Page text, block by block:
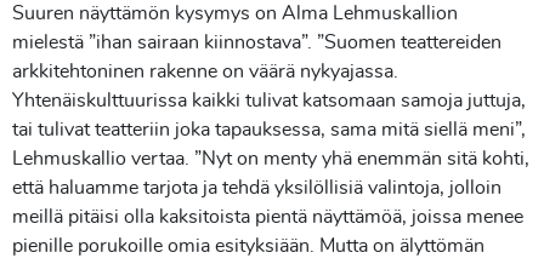
Suuren näyttämön kysymys on Alma Lehmuskallion
mielestä ”ihan sairaan kiinnostava”. ”Suomen teattereiden
arkkitehtoninen rakenne on väärä nykyajassa.
Yhtenäiskulttuurissa kaikki tulivat katsomaan samoja juttuja,
tai tulivat teatteriin joka tapauksessa, sama mitä siellä meni”,
Lehmuskallio vertaa. ”Nyt on menty yhä enemmän sitä kohti,
että haluamme tarjota ja tehdä yksilöllisiä valintoja, jolloin
meillä pitäisi olla kaksitoista pientä näyttämöä, joissa menee
pienille porukoille omia esityksiään. Mutta on älyttömän